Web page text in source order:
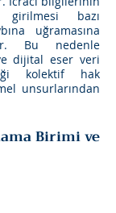
bazı
uğramasına
Bu nedenle
dijital eser veri
kolektif hak
unsurlarından
Birimi ve